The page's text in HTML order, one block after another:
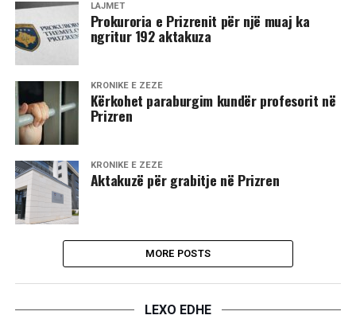
LAJMET
Prokuroria e Prizrenit për një muaj ka
ngritur 192 aktakuza
KRONIKË E ZEZË
​Kërkohet paraburgim kundër profesorit në
Prizren
KRONIKË E ZEZË
Aktakuzë për grabitje në Prizren
MORE POSTS
LEXO EDHE